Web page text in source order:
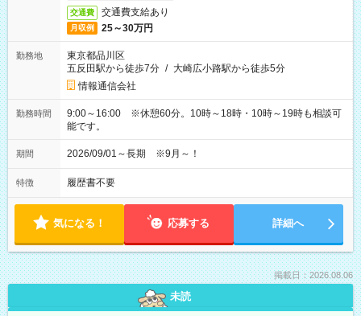
交通費 交通費支給あり
月収例 25～30万円
勤務地
東京都品川区
五反田駅から徒歩7分 / 大崎広小路駅から徒歩5分
情報通信会社
勤務時間
9:00～16:00 ※休憩60分。10時～18時・10時～19時も相談可
能です。
期間 2026/09/01～長期 ※9月～！
特徴 履歴書不要
気になる！ 応募する 詳細へ
掲載日：2026.08.06
未読